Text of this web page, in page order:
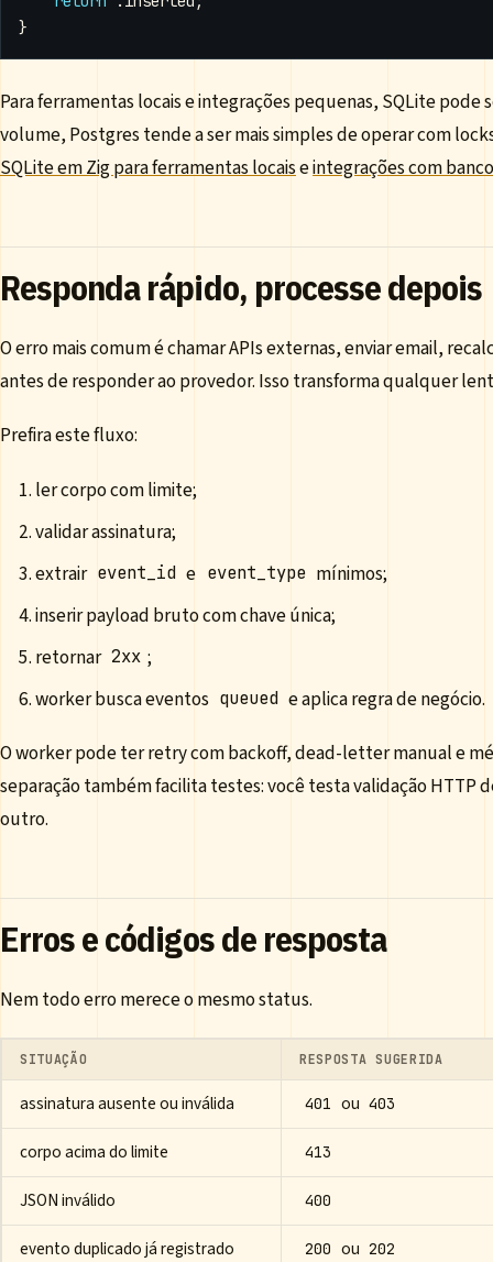
}
Para ferramentas locais e integrações pequenas, SQLite
volume, Postgres tende a ser mais simples de operar com
SQLite em Zig para ferramentas locaiseintegrações com
Responda rápido, processe depois
O erro mais comum é chamar APIs externas, enviar email,
antes de responder ao provedor. Isso transforma qualquer
Prefira este fluxo:
ler corpo com limite;
validar assinatura;
extrair event_id e event_type mínimos;
inserir payload bruto com chave única;
retornar 2xx ;
worker busca eventos queued e aplica regra de negócio.
O worker pode ter retry com backoff, dead-letter manual e
separação também facilita testes: você testa validação HTTP
outro.
Erros e códigos de resposta
Nem todo erro merece o mesmo status.
SITUAÇÃO RESPOSTA SUGERIDA
assinatura ausente ou inválida 401 ou 403
corpo acima do limite 413
JSON inválido 400
evento duplicado já registrado 200 ou 202